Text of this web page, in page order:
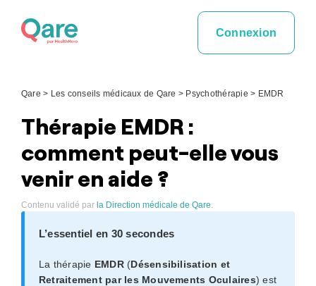
Connexion
Qare > Les conseils médicaux de Qare > Psychothérapie > EMDR
Thérapie EMDR :
comment peut-elle vous
venir en aide ?
Contenu validé par la Direction médicale de Qare.
L’essentiel en 30 secondes
La thérapie EMDR(Désensibilisation et
Retraitement par les Mouvements Oculaires) est